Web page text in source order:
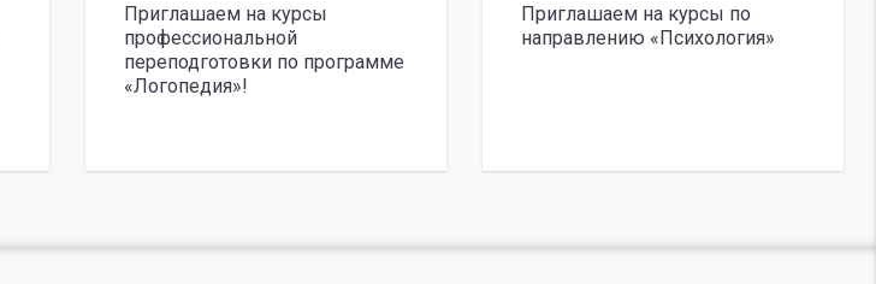
Приглашаем на курсы
профессиональной
переподготовки по программе
«Логопедия»!
Приглашаем на курсы по
направлению «Психология»